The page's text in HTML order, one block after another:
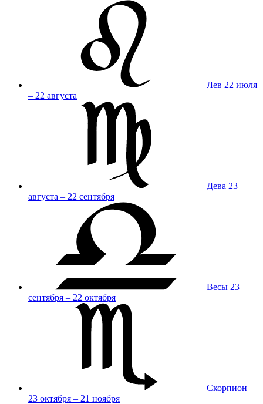
Лев 22 июля
– 22 августа
Дева 23
августа – 22 сентября
Весы 23
сентября – 22 октября
Скорпион
23 октября – 21 ноября